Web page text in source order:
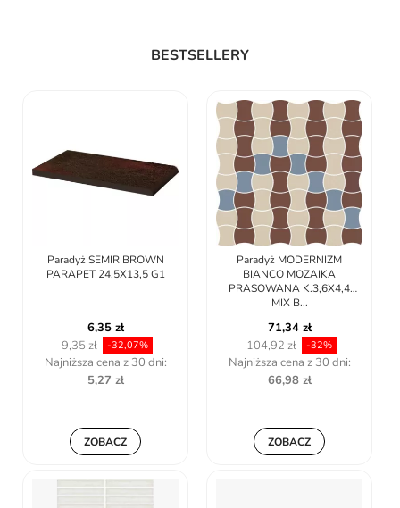
BESTSELLERY
Paradyż SEMIR BROWN
PARAPET 24,5X13,5 G1
6,35 zł
9,35 zł -32,07%
Najniższa cena z 30 dni:
5,27 zł
ZOBACZ
Paradyż MODERNIZM
BIANCO MOZAIKA
PRASOWANA K.3,6X4,4
MIX B...
71,34 zł
104,92 zł
-32%
Najniższa cena z 30 dni:
66,98 zł
ZOBACZ